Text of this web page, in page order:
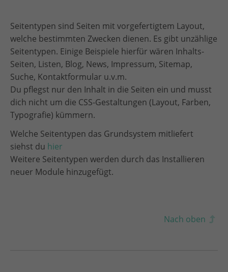
Seitentypen sind Seiten mit vorgefertigtem Layout,
welche bestimmten Zwecken dienen. Es gibt unzählige
Seitentypen. Einige Beispiele hierfür wären Inhalts-
Seiten, Listen, Blog, News, Impressum, Sitemap,
Suche, Kontaktformular u.v.m.
Du pflegst nur den Inhalt in die Seiten ein und musst
dich nicht um die CSS-Gestaltungen (Layout, Farben,
Typografie) kümmern.
Welche Seitentypen das Grundsystem mitliefert
siehst du hier
Weitere Seitentypen werden durch das Installieren
neuer Module hinzugefügt.
Nach oben